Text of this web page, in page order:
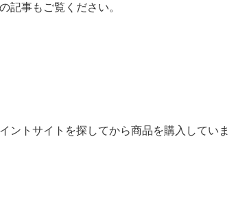
記事もご覧ください。
ントサイトを探してから商品を購入していま